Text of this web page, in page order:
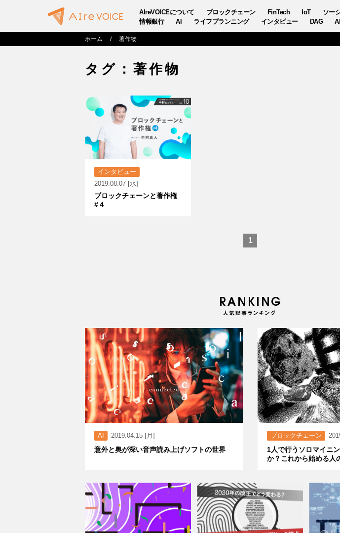
AIreVOICEについて ブロックチェーン FinTech IoT ソー
情報銀行
AI ライフプランニング インタビュー DAG
ホーム 著作物
タグ：著作物
インタビュー
2019.08.07 [水]
ブロックチェーンと著作権
#４
1
AI 2019.04.15 [月]
意外と奥が深い音声読み上げソフトの世界
ブロックチェーン
1人で行うソロマイニ
か？これから始める人